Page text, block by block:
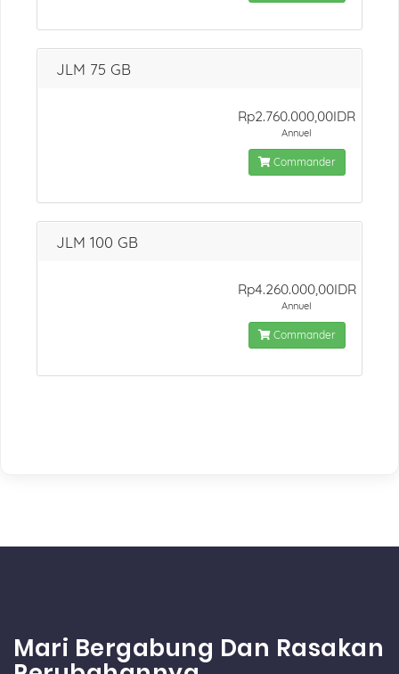
JLM 75 GB
Rp2.760.000,00IDR
Annuel
Commander
JLM 100 GB
Rp4.260.000,00IDR
Annuel
Commander
Mari Bergabung Dan Rasakan